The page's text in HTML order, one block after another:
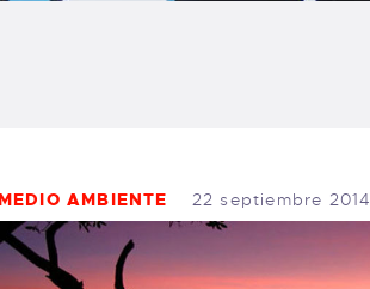
MEDIO AMBIENTE 22 septiembre 2014